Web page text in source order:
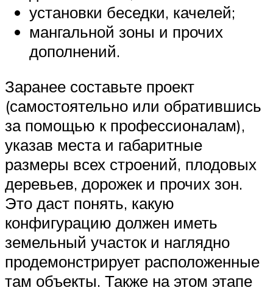
установки беседки, качелей;
мангальной зоны и прочих
дополнений.
Заранее составьте проект
(самостоятельно или обратившись
за помощью к профессионалам),
указав места и габаритные
размеры всех строений, плодовых
деревьев, дорожек и прочих зон.
Это даст понять, какую
конфигурацию должен иметь
земельный участок и наглядно
продемонстрирует расположенные
там объекты. Также на этом этапе